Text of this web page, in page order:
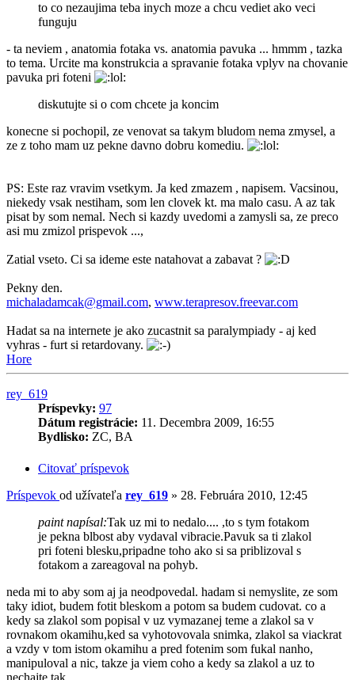
to co nezaujima teba inych moze a chcu vediet ako veci
funguju
- ta neviem , anatomia fotaka vs. anatomia pavuka ... hmmm , tazka
to tema. Urcite ma konstrukcia a spravanie fotaka vplyv na chovanie
pavuka pri foteni
diskutujte si o com chcete ja koncim
konecne si pochopil, ze venovat sa takym bludom nema zmysel, a
ze z toho mam uz pekne davno dobru komediu.
PS: Este raz vravim vsetkym. Ja ked zmazem , napisem. Vacsinou,
niekedy vsak nestiham, som len clovek kt. ma malo casu. A az tak
pisat by som nemal. Nech si kazdy uvedomi a zamysli sa, ze preco
asi mu zmizol prispevok ...,
Zatial vseto. Ci sa ideme este natahovat a zabavat ?
Pekny den.
michaladamcak@gmail.com, www.terapresov.freevar.com
Hadat sa na internete je ako zucastnit sa paralympiady - aj ked
vyhras - furt si retardovany.
Hore
rey_619
Príspevky: 97
Dátum registrácie: 11. Decembra 2009, 16:55
Bydlisko: ZC, BA
Citovať príspevok
Príspevok od užívateľa rey_619 » 28. Februára 2010, 12:45
paint napísal:Tak uz mi to nedalo.... ,to s tym fotakom
je pekna blbost aby vydaval vibracie.Pavuk sa ti zlakol
pri foteni blesku,pripadne toho ako si sa priblizoval s
fotakom a zareagoval na pohyb.
neda mi to aby som aj ja neodpovedal. hadam si nemyslite, ze som
taky idiot, budem fotit bleskom a potom sa budem cudovat. co a
kedy sa zlakol som popisal v uz vymazanej teme a zlakol sa v
rovnakom okamihu,ked sa vyhotovovala snimka, zlakol sa viackrat
a vzdy v tom istom okamihu a pred fotenim som fukal nanho,
manipuloval a nic, takze ja viem coho a kedy sa zlakol a uz to